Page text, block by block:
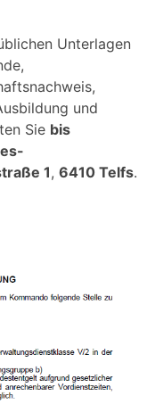
Unterlagen
und
Sie bis
1, 6410 Telfs.